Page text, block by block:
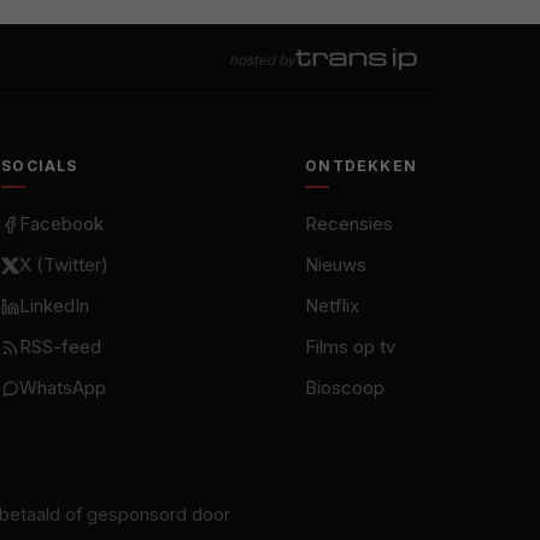
hosted by
SOCIALS
Facebook
X (Twitter)
LinkedIn
RSS-feed
WhatsApp
ONTDEKKEN
Recensies
Nieuws
Netflix
Films op tv
Bioscoop
of gesponsord door